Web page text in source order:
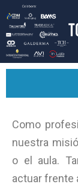
Como
nuestra
o el aula.
actuar frente